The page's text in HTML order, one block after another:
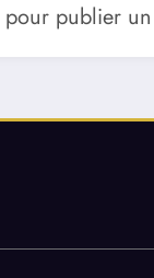
pour publier